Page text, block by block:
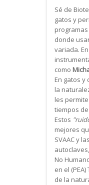
Sé de
gatos y
donde
variada.
como
En gatos y
la
les
tiempos
Estos
mejores
SVAAC y
No
en el
de la